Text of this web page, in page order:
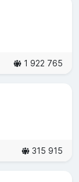
1 922 765
315 915